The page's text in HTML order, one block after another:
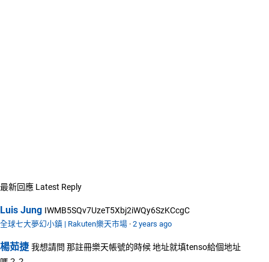
最新回應 Latest Reply
Luis Jung IWMB5SQv7UzeT5Xbj2iWQy6SzKCcgC
全球七大夢幻小鎮 | Rakuten樂天市場 · 2 years ago
楊茹捷 我想請問 那註冊樂天帳號的時候 地址就填tenso給個地址